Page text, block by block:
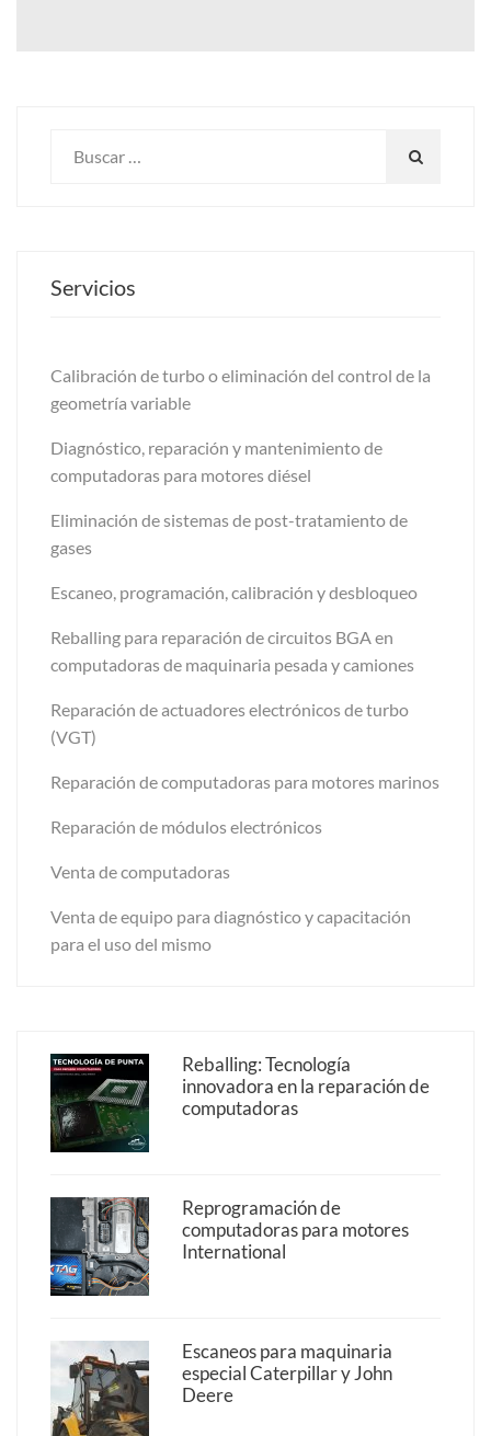
Servicios
Calibración de turbo o eliminación del control de la
geometría variable
Diagnóstico, reparación y mantenimiento de
computadoras para motores diésel
Eliminación de sistemas de post-tratamiento de
gases
Escaneo, programación, calibración y desbloqueo
Reballing para reparación de circuitos BGA en
computadoras de maquinaria pesada y camiones
Reparación de actuadores electrónicos de turbo
(VGT)
Reparación de computadoras para motores marinos
Reparación de módulos electrónicos
Venta de computadoras
Venta de equipo para diagnóstico y capacitación
para el uso del mismo
Reballing: Tecnología
innovadora en la reparación de
computadoras
Reprogramación de
computadoras para motores
International
Escaneos para maquinaria
especial Caterpillar y John
Deere